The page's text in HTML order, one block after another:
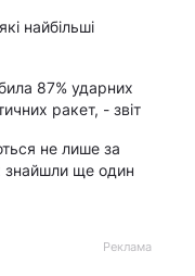
найбільші
87% ударних
ракет, - звіт
не лише за
знайшли ще один
Реклама